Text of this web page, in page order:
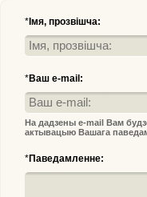
* Імя, прозвішча:
*Ваш e-mail:
На дадзены e-mail Вам
актывацыю Вашага
*Паведамленне: